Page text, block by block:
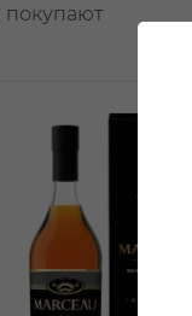
покупают